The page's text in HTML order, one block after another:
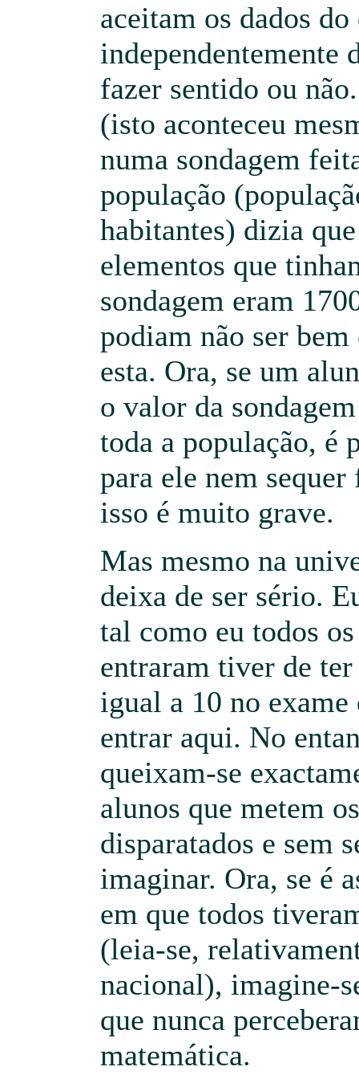
aceitam os dados
independentemente
fazer sentido ou
(isto aconteceu
numa sondagem
população
habitantes) dizia
elementos que
sondagem eram
podiam não ser bem
esta. Ora, se um
o valor da
toda a população, é
para ele nem
isso é muito grave.
Mas mesmo na
deixa de ser sério.
tal como eu todos
entraram tiver de
igual a 10 no
entrar aqui. No
queixam-se
alunos que metem
disparatados e sem
imaginar. Ora, se é
em que todos
(leia-se,
nacional), imagine-
que nunca
matemática.